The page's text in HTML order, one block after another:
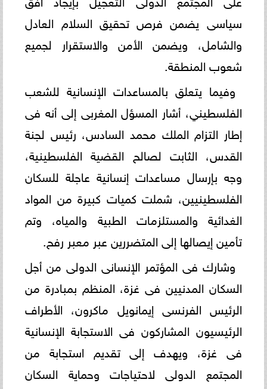
سياسى يضمن فرص تحقيق السلام العادل
والشامل، ويضمن الأمن والاستقرار لجميع
شعوب المنطقة.
وفيما يتعلق بالمساعدات الإنسانية للشعب
الفلسطيني، أشار المسؤل المغربى إلى أنه فى
إطار التزام الملك محمد السادس، رئيس لجنة
القدس، الثابت لصالح القضية الفلسطينية،
وجه بإرسال مساعدات إنسانية عاجلة للسكان
الفلسطينيين، شملت كميات كبيرة من المواد
الغدائية والمستلزمات الطبية والمياه، وتم
تأمين إيصالها إلى المتضررين عبر معبر رفح.
وشارك فى المؤتمر الإنسانى الدولى من أجل
السكان المدنيين فى غزة، المنظم بمبادرة من
الرئيس الفرنسى إيمانويل ماكرون، الأطراف
الرئيسيون المشاركون فى الاستجابة الإنسانية
فى غزة، ويهدف إلى تقديم استجابة من
المجتمع الدولى لاحتياجات وحماية السكان